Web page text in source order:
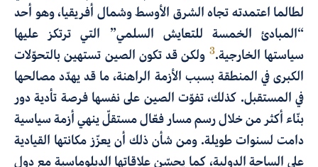
لطالما اعتمدته تجاه الشرق الأوسط وشمال أفريقيا، وهو أحد
“المبادئ الخمسة للتعايش السلمي” التي ترتكز عليها
سياستها الخارجية.3 ولكن قد تكون الصين تستهين بالتحوّلات
الكبرى في المنطقة بسبب الأزمة الراهنة، ما قد يهدّد مصالحها
في المستقبل. كذلك، تفوّت الصين على نفسها فرصة تأدية دور
بنّاء أكثر من خلال رسم مسار فعّال مستقلّ ينهي أزمة سياسية
دامت لسنوات طويلة. ومن شأن ذلك أن يعزّز مكانتها القيادية
على الساحة الدولية، كما يحسّن علاقاتها الدبلوماسية مع دول